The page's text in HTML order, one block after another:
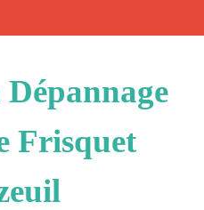
Frisquet